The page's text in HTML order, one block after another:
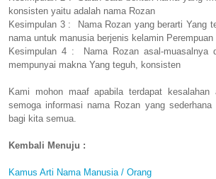
konsisten yaitu adalah nama Rozan
Kesimpulan 3 : Nama Rozan yang berarti Yang
nama untuk manusia berjenis kelamin Perempuan
Kesimpulan 4 : Nama Rozan asal-muasalnya
mempunyai makna Yang teguh, konsisten
Kami mohon maaf apabila terdapat kesalahan
semoga informasi nama Rozan yang
bagi kita semua.
Kembali Menuju :
Kamus Arti Nama Manusia / Orang